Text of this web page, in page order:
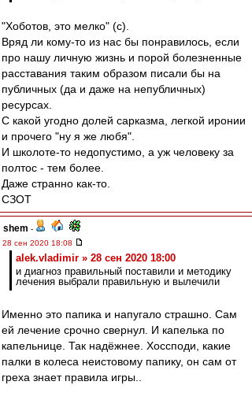
"Хоботов, это мелко" (с).
Вряд ли кому-то из нас бы понравилось, если
про нашу личную жизнь и порой болезненные
расставания таким образом писали бы на
публичных (да и даже на непубличных)
ресурсах.
С какой угодно долей сарказма, легкой иронии
и прочего "ну я же любя".
И школоте-то недопустимо, а уж человеку за
полтос - тем более.
Даже странно как-то.
СЗОТ
shem -
28 сен 2020 18:08
alek.vladimir » 28 сен 2020 18:00
и диагноз правильный поставили и методику
лечения выбрали правильную и вылечили
Именно это папика и напугало страшно. Сам
ей лечение срочно свернул. И капелька по
капельнице. Так надёжнее. Хоссподи, какие
палки в колеса неистовому папику, он сам от
греха знает правила игры..